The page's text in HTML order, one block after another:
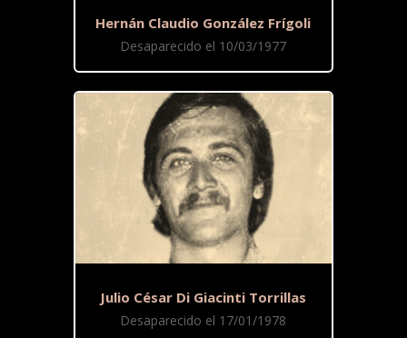
Hernán Claudio González Frígoli
Desaparecido el 10/03/1977
Julio César Di Giacinti Torrillas
Desaparecido el 17/01/1978